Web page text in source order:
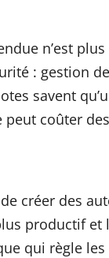
n’est
: gestion
savent
peut coûter
créer des
productif
qui règle